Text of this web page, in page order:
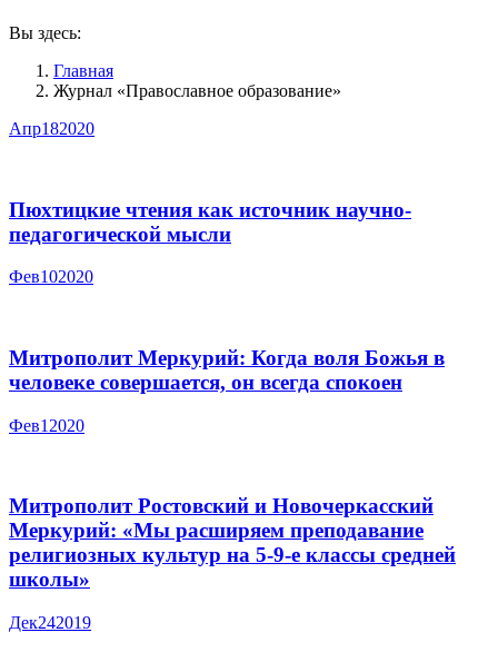
Вы здесь:
Главная
Журнал «Православное образование»
Апр182020
Пюхтицкие чтения как источник научно-
педагогической мысли
Фев102020
Митрополит Меркурий: Когда воля Божья в
человеке совершается, он всегда спокоен
Фев1 2020
Митрополит Ростовский и Новочеркасский
Меркурий: «Мы расширяем преподавание
религиозных культур на 5-9-е классы средней
школы»
Дек242019